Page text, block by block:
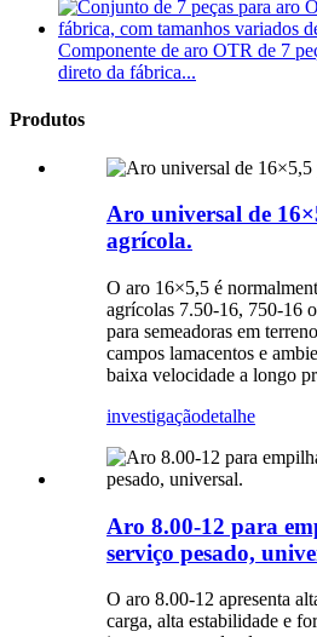
Componente de aro OTR de 7
direto da fábrica...
Produtos
Aro universal de
agrícola.
O aro 16×5,5 é
agrícolas 7.50-16, 750-16
para semeadoras em
campos lamacentos e
baixa velocidade a longo
investigaçãodetalhe
Aro 8.00-12 para
serviço pesado,
O aro 8.00-12 apresenta
carga, alta estabilidade e